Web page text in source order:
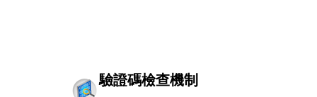
驗證碼檢查機制